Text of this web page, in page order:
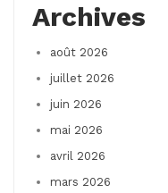
Archives
août 2026
juillet 2026
juin 2026
mai 2026
avril 2026
mars 2026